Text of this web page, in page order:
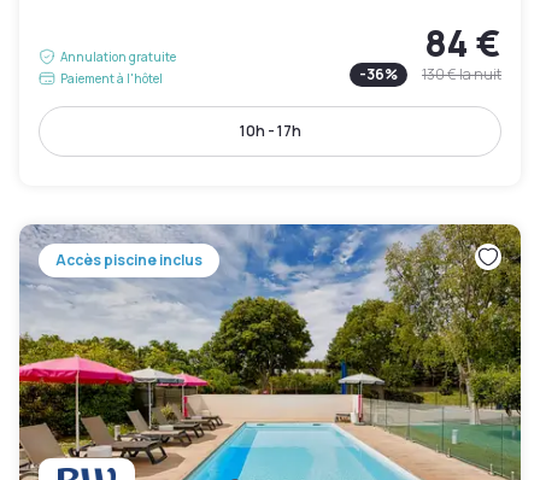
Annulation gratuite
Paiement à l'hôtel
84 €
-36% 130 €la nuit
10h - 17h
Accès piscine inclus